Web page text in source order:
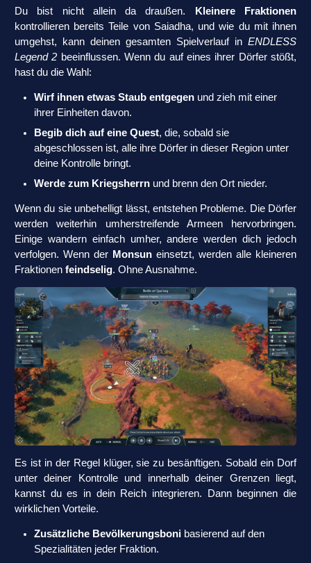
Du bist nicht allein da draußen.
Kleinere Fraktionen
kontrollieren bereits Teile von Saiadha, und wie du mit ihnen
umgehst, kann deinen gesamten Spielverlauf in ENDLESS
Legend 2 beeinflussen. Wenn du auf eines ihrer Dörfer stößt,
hast du die Wahl:
Wirf ihnen etwas Staub entgegen und zieh mit einer
ihrer Einheiten davon.
Begib dich auf eine Quest, die, sobald sie
abgeschlossen ist, alle ihre Dörfer in dieser Region unter
deine Kontrolle bringt.
Werde zum Kriegsherrn und brenn den Ort nieder.
Wenn du sie unbehelligt lässt, entstehen Probleme. Die Dörfer
werden weiterhin umherstreifende Armeen hervorbringen.
Einige wandern einfach umher, andere werden dich jedoch
verfolgen. Wenn der Monsun einsetzt, werden alle kleineren
Fraktionen feindselig. Ohne Ausnahme.
Es ist in der Regel klüger, sie zu besänftigen. Sobald ein Dorf
unter deiner Kontrolle und innerhalb deiner Grenzen liegt,
kannst du es in dein Reich integrieren. Dann beginnen die
wirklichen Vorteile.
Zusätzliche Bevölkerungsboni basierend auf den
Spezialitäten jeder Fraktion.